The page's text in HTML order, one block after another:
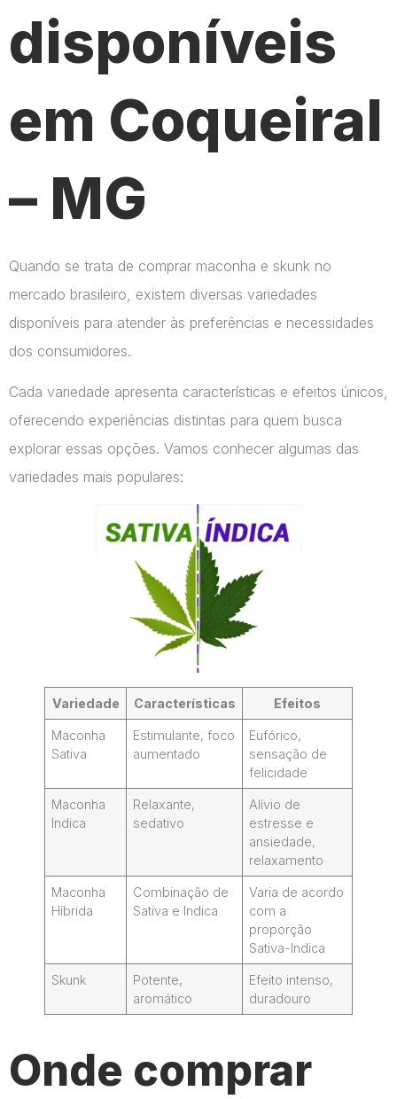
disponíveis
em Coqueiral
– MG
Quando se trata de comprar maconha e skunk no
mercado brasileiro, existem diversas variedades
disponíveis para atender às preferências e necessidades
dos consumidores.
Cada variedade apresenta características e efeitos únicos,
oferecendo experiências distintas para quem busca
explorar essas opções. Vamos conhecer algumas das
variedades mais populares:
Variedade Características Efeitos
Maconha
Sativa
Estimulante, foco
aumentado
Eufórico,
sensação de
felicidade
Maconha
Indica
Relaxante,
sedativo
Alívio de
estresse e
ansiedade,
relaxamento
Maconha
Híbrida
Combinação de
Sativa e Indica
Varia de acordo
com a
proporção
Sativa-Indica
Skunk
Potente,
aromático
Efeito intenso,
duradouro
Onde comprar